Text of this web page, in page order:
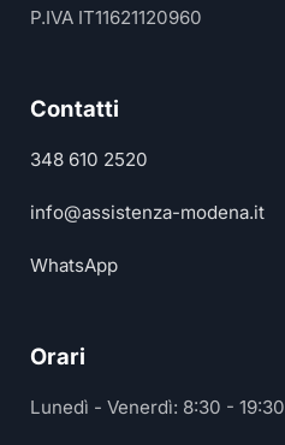
P.IVA IT11621120960
Contatti
348 610 2520
info@assistenza-modena.it
WhatsApp
Orari
Lunedì - Venerdì: 8:30 - 19:30